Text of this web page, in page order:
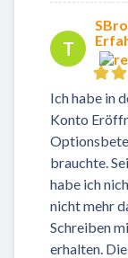
T
Ich habe in
Konto
brauchte.
habe ich
nicht mehr
Schreiben
erhalten.